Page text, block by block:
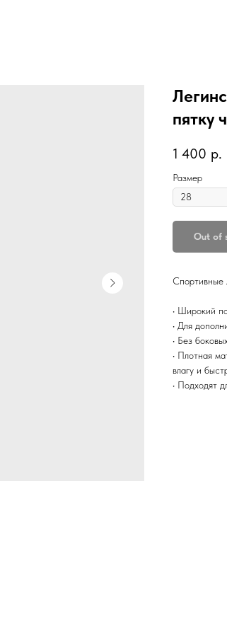
пятку
1 400 р.
Размер
Out of
Спортивные
• Широкий
• Для
• Без
• Плотная
влагу и
• Подходят